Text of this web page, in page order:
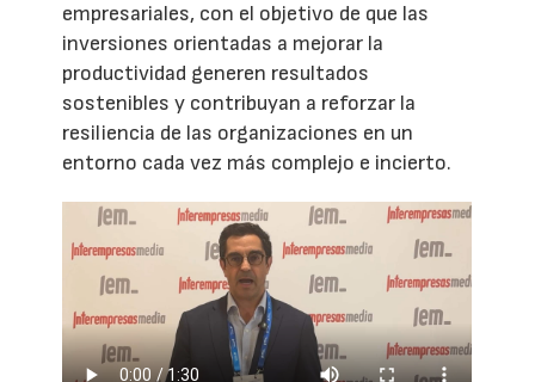
empresariales, con el objetivo de que las
inversiones orientadas a mejorar la
productividad generen resultados
sostenibles y contribuyan a reforzar la
resiliencia de las organizaciones en un
entorno cada vez más complejo e incierto.